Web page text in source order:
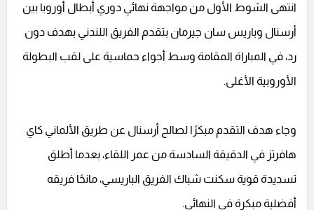
انتهى الشوط الأول من مواجهة نهائي دوري أبطال أوروبا بين
أرسنال وباريس سان جيرمان بتقدم الفريق اللندني بهدف دون
رد، في المباراة المقامة وسط أجواء حماسية على لقب البطولة
الأوروبية الأغلى.
وجاء هدف التقدم مبكرًا لصالح أرسنال عن طريق الألماني كاي
هافرتز في الدقيقة السادسة من عمر اللقاء، بعدما أطلق
تسديدة قوية سكنت شباك الفريق الباريسي، مانحًا فريقه
أفضلية مبكرة في النهائي.